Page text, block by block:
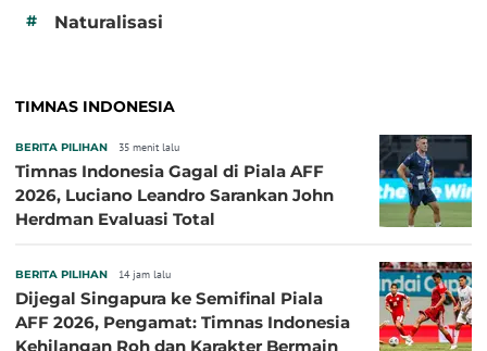
# Naturalisasi
TIMNAS INDONESIA
BERITA PILIHAN 35 menit lalu
Timnas Indonesia Gagal di Piala AFF
2026, Luciano Leandro Sarankan John
Herdman Evaluasi Total
BERITA PILIHAN 14 jam lalu
Dijegal Singapura ke Semifinal Piala
AFF 2026, Pengamat: Timnas Indonesia
Kehilangan Roh dan Karakter Bermain